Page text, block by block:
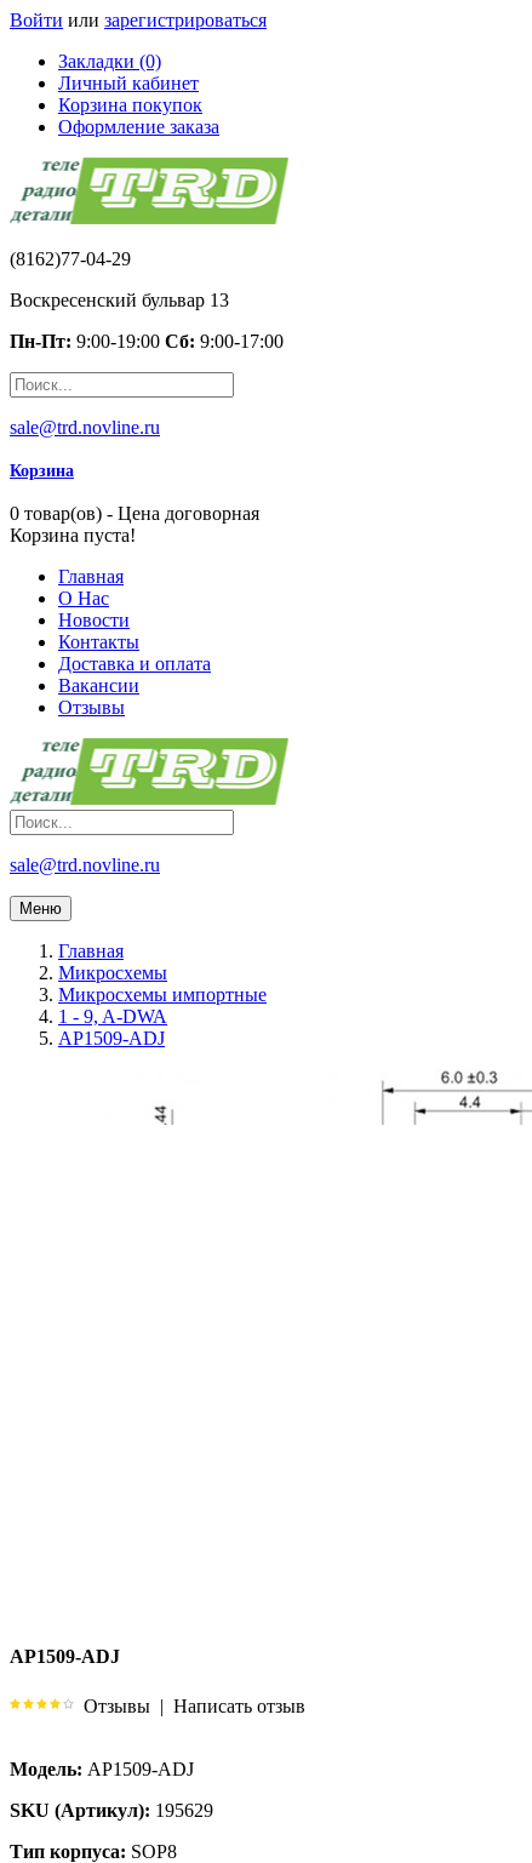
Войти или зарегистрироваться
Закладки (0)
Личный кабинет
Корзина покупок
Оформление заказа
(8162)77-04-29
Воскресенский бульвар 13
Пн-Пт: 9:00-19:00 Сб: 9:00-17:00
sale@trd.novline.ru
Корзина
0 товар(ов) - Цена договорная
Корзина пуста!
Главная
О Нас
Новости
Контакты
Доставка и оплата
Вакансии
Отзывы
sale@trd.novline.ru
Меню
Главная
Микросхемы
Микросхемы импортные
1 - 9, A-DWA
AP1509-ADJ
AP1509-ADJ
Отзывы | Написать отзыв
Модель: AP1509-ADJ
SKU (Артикул): 195629
Тип корпуса: SOP8